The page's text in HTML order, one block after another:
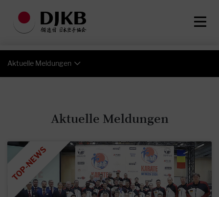
Aktuelle Meldungen
Aktuelle Meldungen